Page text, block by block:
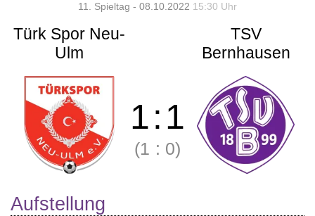
11. Spieltag - 08.10.2022 15:30 Uhr
Türk Spor Neu-
Ulm
TSV
Bernhausen
1:1
(1 : 0)
Aufstellung